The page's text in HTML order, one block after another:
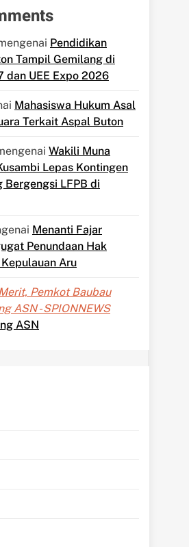
Pendidikan
Tampil Gemilang di
dan UEE Expo 2026
Mahasiswa Hukum Asal
Terkait Aspal Buton
Wakili Muna
Lepas Kontingen
Bergengsi LFPB di
Menanti Fajar
Penundaan Hak
Aru
Pemkot Baubau
ASN - SPIONNEWS
ASN